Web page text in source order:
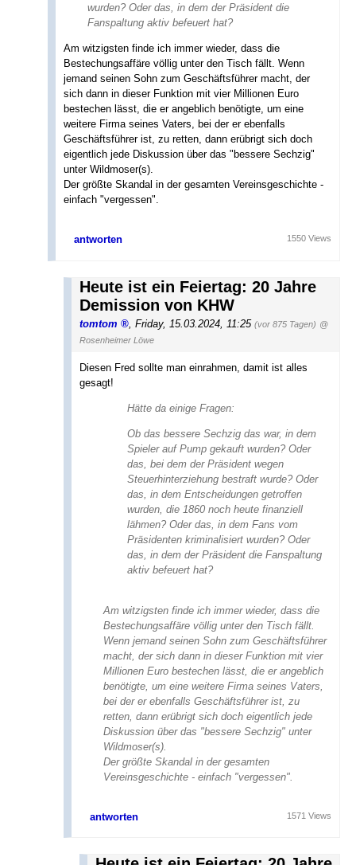
wurden? Oder das, in dem der Präsident die
Fanspaltung aktiv befeuert hat?
Am witzigsten finde ich immer wieder, dass die
Bestechungsaffäre völlig unter den Tisch fällt. Wenn
jemand seinen Sohn zum Geschäftsführer macht, der
sich dann in dieser Funktion mit vier Millionen Euro
bestechen lässt, die er angeblich benötigte, um eine
weitere Firma seines Vaters, bei der er ebenfalls
Geschäftsführer ist, zu retten, dann erübrigt sich doch
eigentlich jede Diskussion über das "bessere Sechzig"
unter Wildmoser(s).
Der größte Skandal in der gesamten Vereinsgeschichte -
einfach "vergessen".
antworten 1550 Views
Heute ist ein Feiertag: 20 Jahre
Demission von KHW
tomtom Friday, 15.03.2024, 11:25 (vor 875 Tagen) @
Rosenheimer Löwe
Diesen Fred sollte man einrahmen, damit ist alles
gesagt!
Hätte da einige Fragen:
Ob das bessere Sechzig das war, in dem
Spieler auf Pump gekauft wurden? Oder
das, bei dem der Präsident wegen
Steuerhinterziehung bestraft wurde? Oder
das, in dem Entscheidungen getroffen
wurden, die 1860 noch heute finanziell
lähmen? Oder das, in dem Fans vom
Präsidenten kriminalisiert wurden? Oder
das, in dem der Präsident die Fanspaltung
aktiv befeuert hat?
Am witzigsten finde ich immer wieder, dass die
Bestechungsaffäre völlig unter den Tisch fällt.
Wenn jemand seinen Sohn zum Geschäftsführer
macht, der sich dann in dieser Funktion mit vier
Millionen Euro bestechen lässt, die er angeblich
benötigte, um eine weitere Firma seines Vaters,
bei der er ebenfalls Geschäftsführer ist, zu
retten, dann erübrigt sich doch eigentlich jede
Diskussion über das "bessere Sechzig" unter
Wildmoser(s).
Der größte Skandal in der gesamten
Vereinsgeschichte - einfach "vergessen".
antworten 1571 Views